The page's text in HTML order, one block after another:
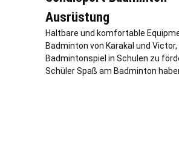
Ausrüstung
Haltbare und komfortable
Badminton von Karakal und
Badmintonspiel in Schulen zu
Schüler Spaß am Badminton